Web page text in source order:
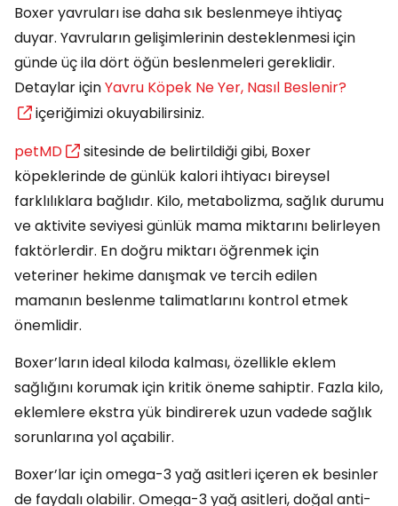
Boxer yavruları ise daha sık beslenmeye ihtiyaç
duyar. Yavruların gelişimlerinin desteklenmesi için
günde üç ila dört öğün beslenmeleri gereklidir.
Detaylar içinYavru Köpek Ne Yer, Nasıl Beslenir?
içeriğimizi okuyabilirsiniz.
petMD
sitesinde de belirtildiği gibi, Boxer
köpeklerinde de günlük kalori ihtiyacı bireysel
farklılıklara bağlıdır. Kilo, metabolizma, sağlık durumu
ve aktivite seviyesi günlük mama miktarını belirleyen
faktörlerdir. En doğru miktarı öğrenmek için
veteriner hekime danışmak ve tercih edilen
mamanın beslenme talimatlarını kontrol etmek
önemlidir.
Boxer’ların ideal kiloda kalması, özellikle eklem
sağlığını korumak için kritik öneme sahiptir. Fazla kilo,
eklemlere ekstra yük bindirerek uzun vadede sağlık
sorunlarına yol açabilir.
Boxer’lar için omega-3 yağ asitleri içeren ek besinler
de faydalı olabilir. Omega-3 yağ asitleri, doğal anti-